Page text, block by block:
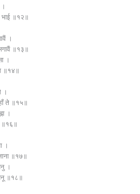
भाई ॥१२॥
।
॥१३॥
।
॥१४॥
।
ते ॥१५॥
।
॥१६॥
।
॥१७॥
।
॥१८॥